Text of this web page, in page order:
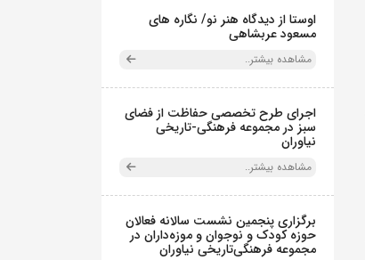
اوستا از دیدگاه هنر نو/ نگاره های
مسعود عربشاهی
مشاهده بیشتر..
اجرای طرح تخصصی حفاظت از فضای
سبز در مجموعه فرهنگی-تاریخی
نیاوران
مشاهده بیشتر..
برگزاری پنجمین نشست سالانه فعالان
حوزه کودک و نوجوان و موزه‌داران در
مجموعه فرهنگی‌تاریخی نیاوران